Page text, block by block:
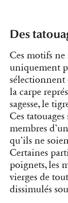
Des
Ces motifs ne
uniquement
la carpe
sagesse, le
Ces
membres
qu’ils ne
Certaines
poignets, les
vierges de
dissimulés